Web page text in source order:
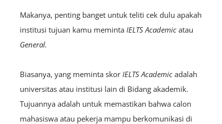
Makanya, penting banget untuk teliti cek dulu apakah
institusi tujuan kamu meminta IELTS Academic atau
General.
Biasanya, yang meminta skor IELTS Academic adalah
universitas atau institusi lain di Bidang akademik.
Tujuannya adalah untuk memastikan bahwa calon
mahasiswa atau pekerja mampu berkomunikasi di